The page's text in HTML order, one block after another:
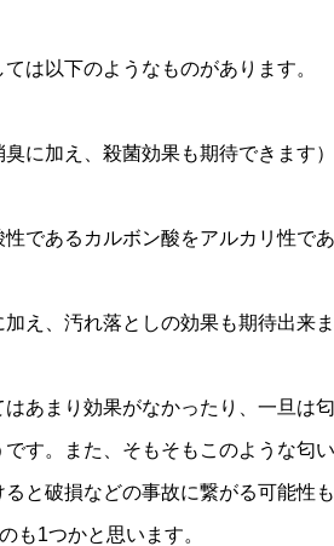
は以下のようなものがあります。
に加え、殺菌効果も期待できます）
であるカルボン酸をアルカリ性であ
え、汚れ落としの効果も期待出来ま
あまり効果がなかったり、一旦は
す。また、そもそもこのような匂
ると破損などの事故に繋がる可能性
も1つかと思います。